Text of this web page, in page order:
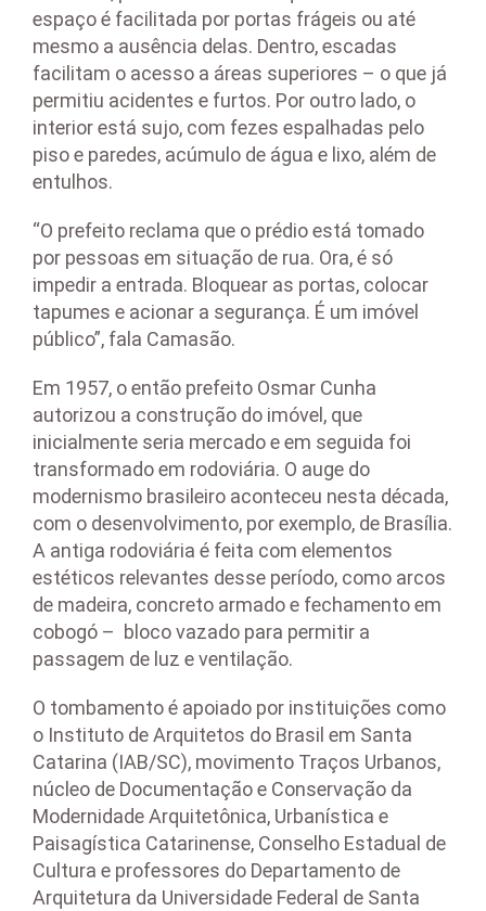
espaço é facilitada por portas frágeis ou até
mesmo a ausência delas. Dentro, escadas
facilitam o acesso a áreas superiores – o que já
permitiu acidentes e furtos. Por outro lado, o
interior está sujo, com fezes espalhadas pelo
piso e paredes, acúmulo de água e lixo, além de
entulhos.
“O prefeito reclama que o prédio está tomado
por pessoas em situação de rua. Ora, é só
impedir a entrada. Bloquear as portas, colocar
tapumes e acionar a segurança. É um imóvel
público”, fala Camasão.
Em 1957, o então prefeito Osmar Cunha
autorizou a construção do imóvel, que
inicialmente seria mercado e em seguida foi
transformado em rodoviária. O auge do
modernismo brasileiro aconteceu nesta década,
com o desenvolvimento, por exemplo, de Brasília.
A antiga rodoviária é feita com elementos
estéticos relevantes desse período, como arcos
de madeira, concreto armado e fechamento em
cobogó – bloco vazado para permitir a
passagem de luz e ventilação.
O tombamento é apoiado por instituições como
o Instituto de Arquitetos do Brasil em Santa
Catarina (IAB/SC), movimento Traços Urbanos,
núcleo de Documentação e Conservação da
Modernidade Arquitetônica, Urbanística e
Paisagística Catarinense, Conselho Estadual de
Cultura e professores do Departamento de
Arquitetura da Universidade Federal de Santa